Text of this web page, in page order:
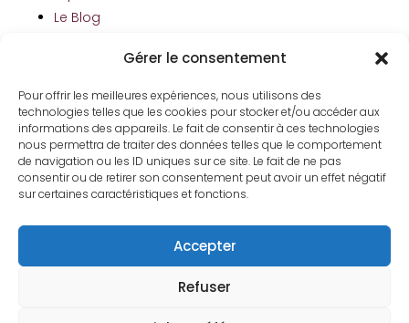
Gérer le consentement
Pour offrir les meilleures expériences, nous utilisons des
technologies telles que les cookies pour stocker et/ou accéder aux
informations des appareils. Le fait de consentir à ces technologies
nous permettra de traiter des données telles que le comportement
de navigation ou les ID uniques sur ce site. Le fait de ne pas
consentir ou de retirer son consentement peut avoir un effet négatif
sur certaines caractéristiques et fonctions.
Accepter
Refuser
Le Blog
La newsletter
Je partage avec vous mes astuces.
S'abonner